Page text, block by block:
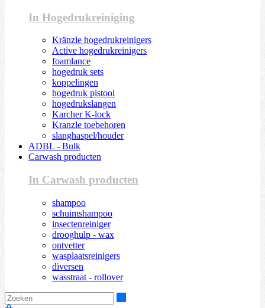
In Hogedrukreiniging
Kränzle hogedrukreinigers
Active hogedrukreinigers
foamlance
hogedruk sets
koppelingen
hogedruk pistool
hogedrukslangen
Karcher K-lock
Kranzle toebehoren
slanghaspel/houder
ADBL - Bulk
Carwash producten
In Carwash producten
shampoo
schuimshampoo
insectenreiniger
drooghulp - wax
ontvetter
wasplaatsreinigers
diversen
wasstraat - rollover